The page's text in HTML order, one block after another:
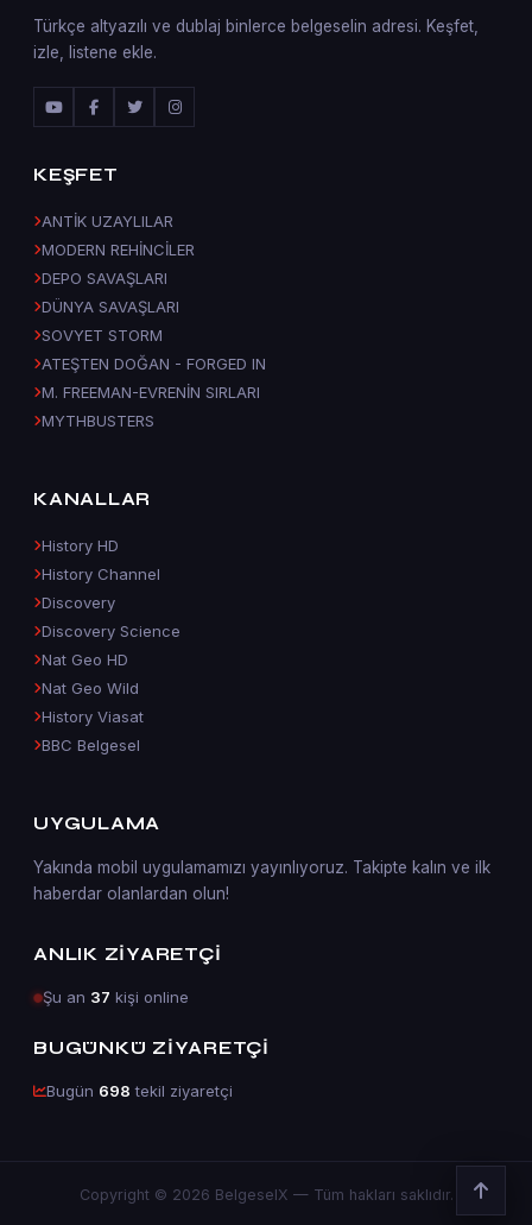
Türkçe altyazılı ve dublaj binlerce belgeselin adresi. Keşfet,
izle, listene ekle.
KEŞFET
ANTİK UZAYLILAR
MODERN REHİNCİLER
DEPO SAVAŞLARI
DÜNYA SAVAŞLARI
SOVYET STORM
ATEŞTEN DOĞAN - FORGED IN
M. FREEMAN-EVRENİN SIRLARI
MYTHBUSTERS
KANALLAR
History HD
History Channel
Discovery
Discovery Science
Nat Geo HD
Nat Geo Wild
History Viasat
BBC Belgesel
UYGULAMA
Yakında mobil uygulamamızı yayınlıyoruz. Takipte kalın ve ilk
haberdar olanlardan olun!
ANLIK ZIYARETÇI
Şu an 37 kişi online
BUGÜNKÜ ZIYARETÇI
Bugün 698 tekil ziyaretçi
Copyright © 2026 BelgeselX — Tüm hakları saklıdır.